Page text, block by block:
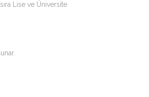
Lise ve Üniversite